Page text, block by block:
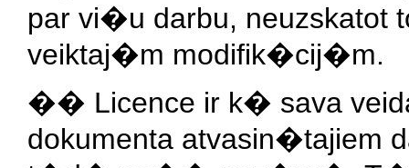
par vi�u darbu, neuzskatot
veiktaj�m modifik�cij�m.
�� Licence ir k� sava
dokumenta